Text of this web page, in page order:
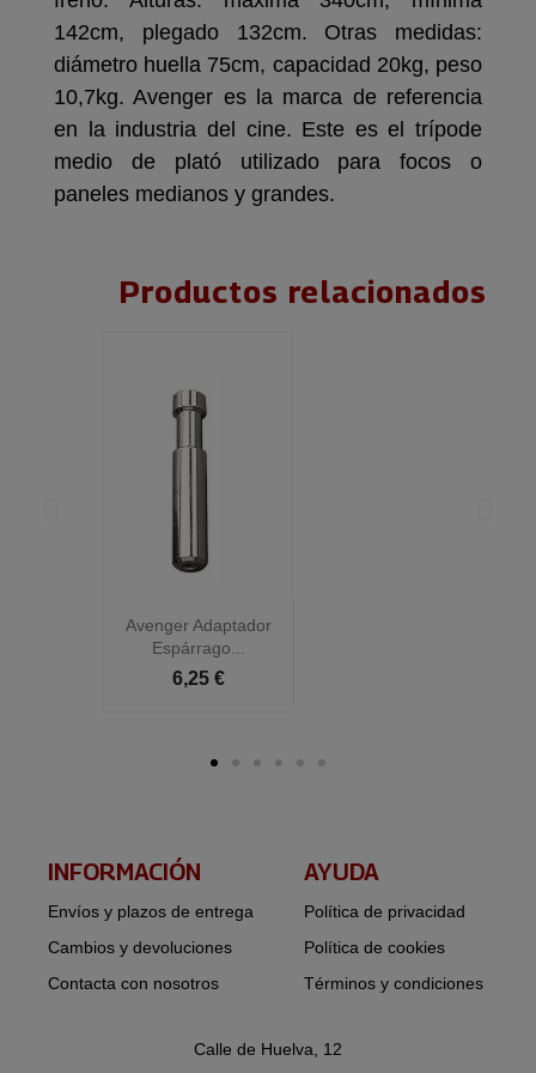
142cm, plegado 132cm. Otras medidas:
diámetro huella 75cm, capacidad 20kg, peso
10,7kg. Avenger es la marca de referencia
en la industria del cine. Este es el trípode
medio de plató utilizado para focos o
paneles medianos y grandes.
Productos relacionados
Avenger Adaptador
Espárrago...
6,25 €
INFORMACIÓN​
Envíos y plazos de entrega
Cambios y devoluciones
Contacta con nosotros
AYUDA
Política de privacidad
Política de cookies
Términos y condiciones
Calle de Huelva, 12